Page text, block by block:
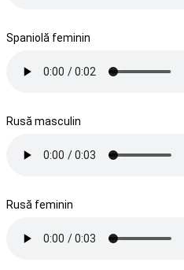
Spaniolă feminin
Rusă masculin
Rusă feminin